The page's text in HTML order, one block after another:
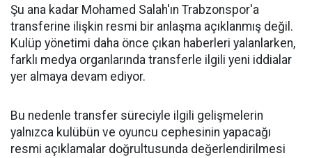
Şu ana kadar Mohamed Salah'ın Trabzonspor'a
transferine ilişkin resmi bir anlaşma açıklanmış değil.
Kulüp yönetimi daha önce çıkan haberleri yalanlarken,
farklı medya organlarında transferle ilgili yeni iddialar
yer almaya devam ediyor.
Bu nedenle transfer süreciyle ilgili gelişmelerin
yalnızca kulübün ve oyuncu cephesinin yapacağı
resmi açıklamalar doğrultusunda değerlendirilmesi